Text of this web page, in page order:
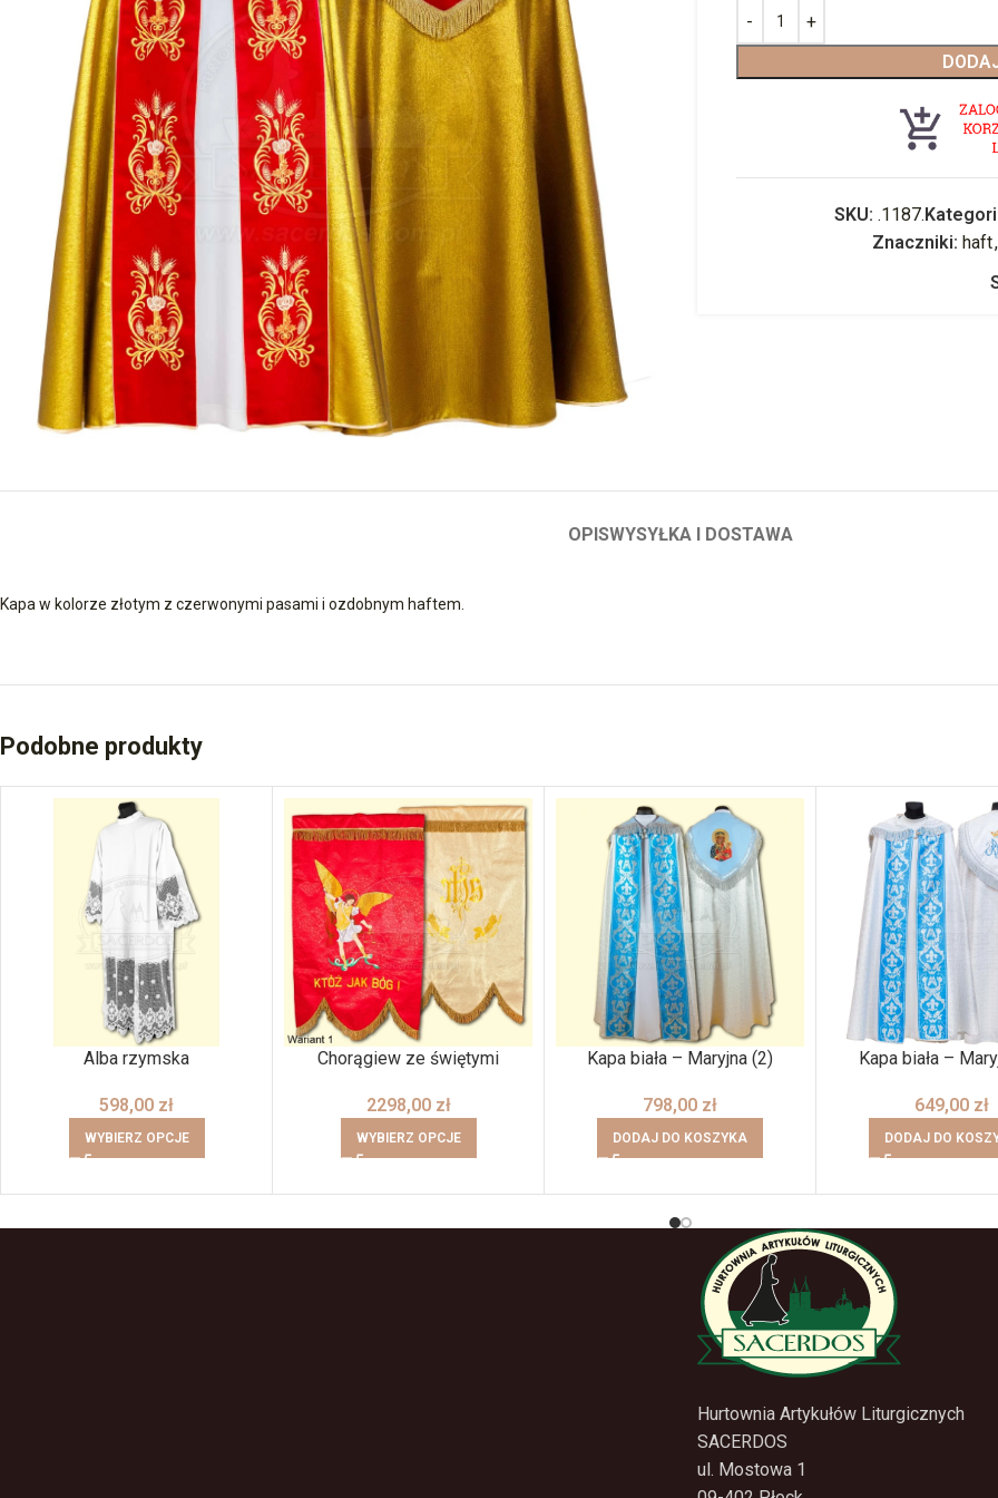
SKU: .1187.
Znaczniki: haft,
OPISWYSYŁKA I DOSTAWA
Kapa w kolorze złotym z czerwonymi pasami i ozdobnym haftem.
Podobne produkty
Alba rzymska
598,00 zł
WYBIERZ OPCJE
Chorągiew ze świętymi
2298,00 zł
WYBIERZ OPCJE
Kapa biała – Maryjna (2)
798,00 zł
DODAJ DO KOSZYKA
Kapa biała –
649,00 zł
DODAJ DO
Hurtownia Artykułów Liturgicznych
SACERDOS
ul. Mostowa 1